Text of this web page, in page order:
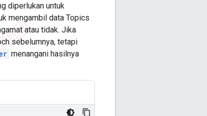
diperlukan untuk
mengambil data Topics
atau tidak. Jika
sebelumnya, tetapi
menangani hasilnya